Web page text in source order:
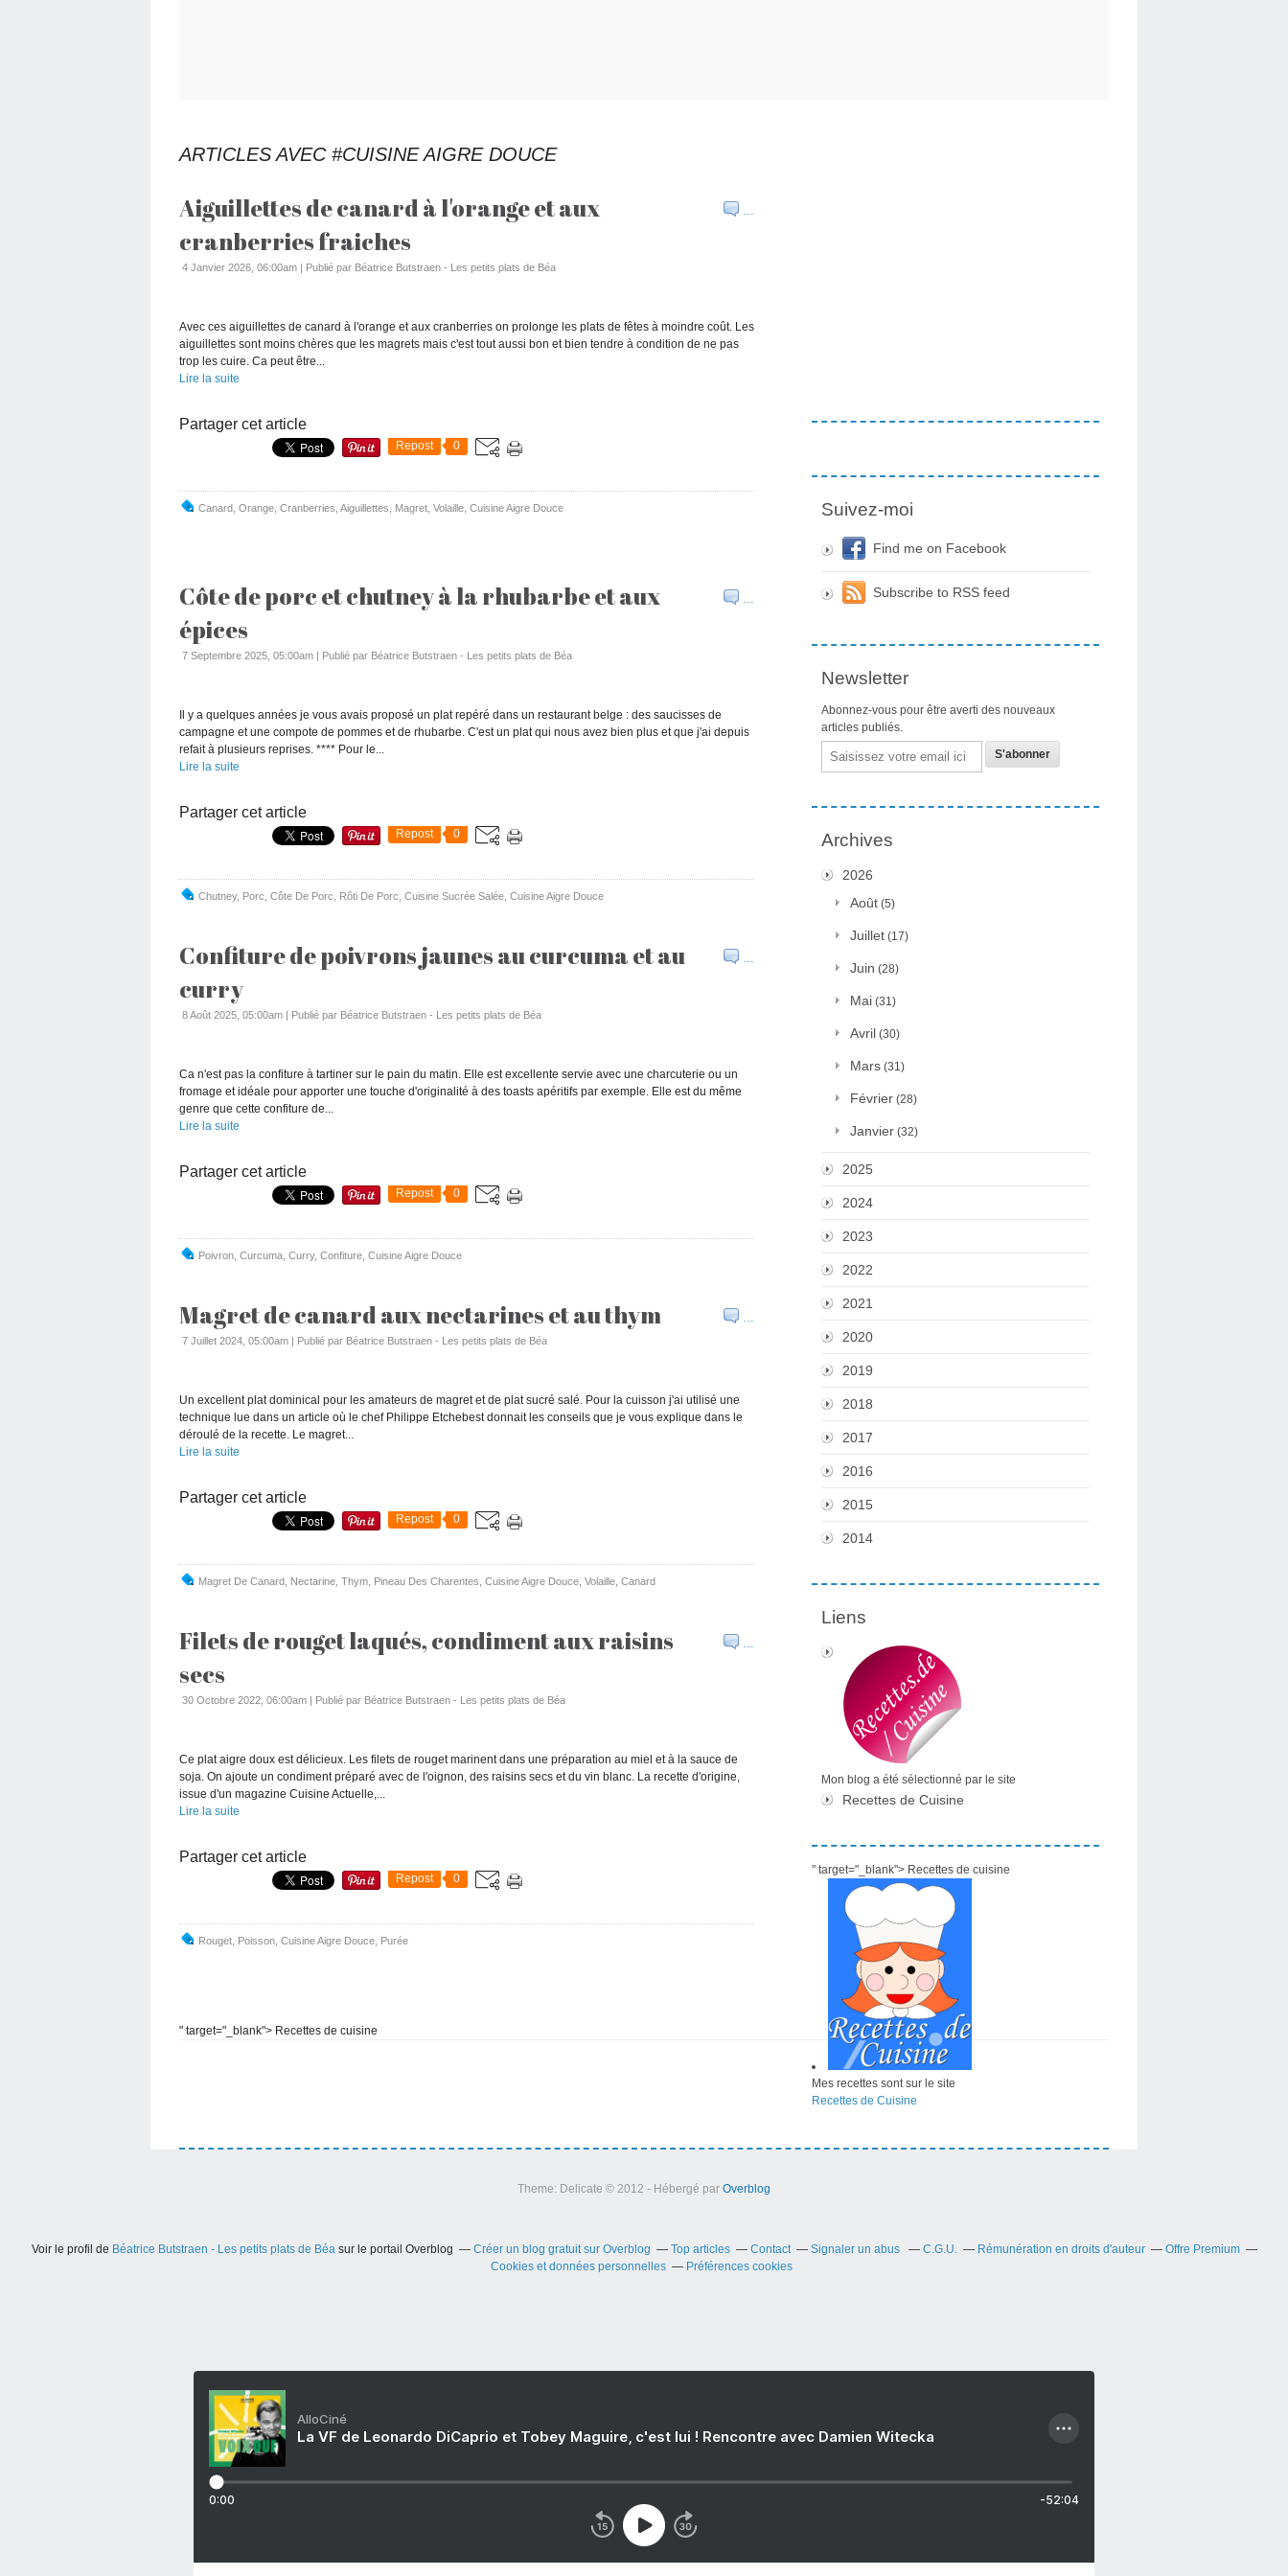
ARTICLES AVEC #CUISINE AIGRE DOUCE
…
Aiguillettes de canard à l'orange et aux
cranberries fraiches
4 Janvier 2026, 06:00am | Publié par Béatrice Butstraen - Les petits plats de Béa
Avec ces aiguillettes de canard à l'orange et aux cranberries on prolonge les plats de fêtes à moindre coût. Les
aiguillettes sont moins chères que les magrets mais c'est tout aussi bon et bien tendre à condition de ne pas
trop les cuire. Ca peut être...
Lire la suite
Partager cet article
Repost 0
Canard Orange Cranberries Aiguillettes Magret Volaille Cuisine Aigre Douce
…
Côte de porc et chutney à la rhubarbe et aux
épices
7 Septembre 2025, 05:00am | Publié par Béatrice Butstraen - Les petits plats de Béa
Il y a quelques années je vous avais proposé un plat repéré dans un restaurant belge : des saucisses de
campagne et une compote de pommes et de rhubarbe. C'est un plat qui nous avez bien plus et que j'ai depuis
refait à plusieurs reprises. **** Pour le...
Lire la suite
Partager cet article
Repost 0
Chutney, Porc Côte De Porc Rôti De Porc Cuisine Sucrée Salée Cuisine Aigre Douce
…
Confiture de poivrons jaunes au curcuma et au
curry
8 Août 2025, 05:00am | Publié par Béatrice Butstraen - Les petits plats de Béa
Ca n'est pas la confiture à tartiner sur le pain du matin. Elle est excellente servie avec une charcuterie ou un
fromage et idéale pour apporter une touche d'originalité à des toasts apéritifs par exemple. Elle est du même
genre que cette confiture de...
Lire la suite
Partager cet article
Repost 0
Poivron Curcuma Curry, Confiture Cuisine Aigre Douce
…
Magret de canard aux nectarines et au thym
7 Juillet 2024, 05:00am | Publié par Béatrice Butstraen - Les petits plats de Béa
Un excellent plat dominical pour les amateurs de magret et de plat sucré salé. Pour la cuisson j'ai utilisé une
technique lue dans un article où le chef Philippe Etchebest donnait les conseils que je vous explique dans le
déroulé de la recette. Le magret...
Lire la suite
Partager cet article
Repost 0
Magret De Canard Nectarine Thym Pineau Des Charentes Cuisine Aigre Douce Volaille Canard
…
Filets de rouget laqués, condiment aux raisins
secs
30 Octobre 2022, 06:00am | Publié par Béatrice Butstraen - Les petits plats de Béa
Ce plat aigre doux est délicieux. Les filets de rouget marinent dans une préparation au miel et à la sauce de
soja. On ajoute un condiment préparé avec de l'oignon, des raisins secs et du vin blanc. La recette d'origine,
issue d'un magazine Cuisine Actuelle,...
Lire la suite
Partager cet article
Repost 0
Rouget Poisson Cuisine Aigre Douce Purée
Suivez-moi
Find me on Facebook
Subscribe to RSS feed
Newsletter
Abonnez-vous pour être averti des nouveaux
articles publiés.
Email
Archives
2026
Août (5)
Juillet (17)
Juin (28)
Mai (31)
Avril (30)
Mars (31)
Février (28)
Janvier (32)
2025
2024
2023
2022
2021
2020
2019
2018
2017
2016
2015
2014
Liens
Mon blog a été sélectionné par le site
Recettes de Cuisine
" target="_blank"> Recettes de cuisine
Mes recettes sont sur le site
Recettes de Cuisine
" target="_blank"> Recettes de cuisine
Theme: Delicate © 2012 - Hébergé par Overblog
Voir le profil de Béatrice Butstraen - Les petits plats de Béasur le portail Overblog Créer un blog gratuit sur Overblog Top articles Contact Signaler un abus C.G.U. Rémunération en droits d'auteur
Offre Premium
Cookies et données personnelles
Préférences cookies
AlloCiné
La VF de Leonardo DiCaprio et Tobey Maguire, c'est lui ! Rencontre avec Damien Witecka
0:00 -52:04